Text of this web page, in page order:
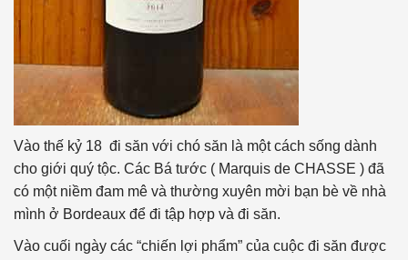
Vào thế kỷ 18 đi săn với chó săn là một cách sống dành
cho giới quý tộc. Các Bá tước ( Marquis de CHASSE ) đã
có một niềm đam mê và thường xuyên mời bạn bè về nhà
mình ở Bordeaux để đi tập hợp và đi săn.
Vào cuối ngày các “chiến lợi phẩm” của cuộc đi săn được